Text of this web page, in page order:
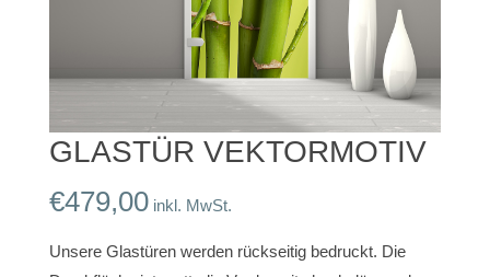
GLASTÜR VEKTORMOTIV
€479,00 inkl. MwSt.
Unsere Glastüren werden rückseitig bedruckt. Die